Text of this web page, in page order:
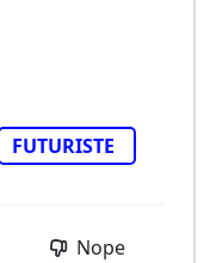
FUTURISTE
Nope